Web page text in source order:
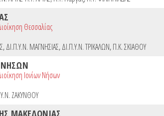
Θεσσαλίας
,ΔΙ.Π.Υ.Ν. ΜΑΓΝΗΣΙΑΣ,ΔΙ.Π.Υ.Ν. ΤΡΙΚΑΛΩΝ,Π.Κ. ΣΚΙΑΘΟΥ
ΝΗΣΩΝ
Ιονίων Νήσων
ΖΑΚΥΝΘΟΥ
ΜΑΚΕΔΟΝΙΑΣ